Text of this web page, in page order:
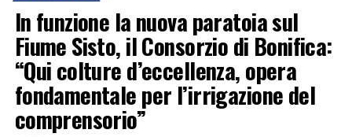
In funzione la nuova paratoia sul
Fiume Sisto, il Consorzio di Bonifica:
“Qui colture d’eccellenza, opera
fondamentale per l’irrigazione del
comprensorio”